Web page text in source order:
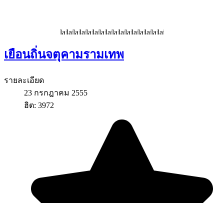
เยือนถิ่นจตุคามรามเทพ
รายละเอียด
23 กรกฎาคม 2555
ฮิต: 3972